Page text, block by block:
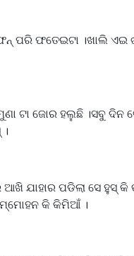
ପରି ଫତେଇଟା ।ଖାଲି ଏଇ
ଟା ଜୋର ହଲୁଛି ।ସବୁ ଦିନ
ଯାହାର ପଡିଲା ସେ ହୁସ୍ କି
କି କିମିଆଁ ।